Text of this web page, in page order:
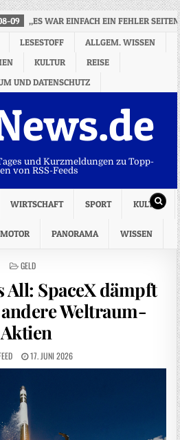
09
„ES WAR EINFACH EIN FEHLER
LESESTOFF
ALLGEM. WISSEN
KULTUR
REISE
UND DATENSCHUTZ
und Kurzmeldungen zu Topp-
von RSS-Feeds
WIRTSCHAFT SPORT KULTUR
MOTOR PANORAMA WISSEN
POSTED
GELD
SpaceX dämpft
Weltraum-
Aktien
17. JUNI 2026